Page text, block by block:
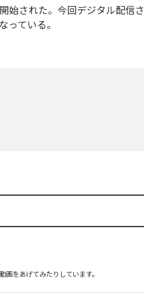
開始された。今回デジタル配信
っている。
をあげてみたりしています。